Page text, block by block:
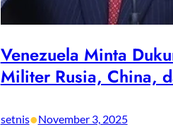
Venezuela Minta
Militer Rusia, China,
setnis•November 3, 2025